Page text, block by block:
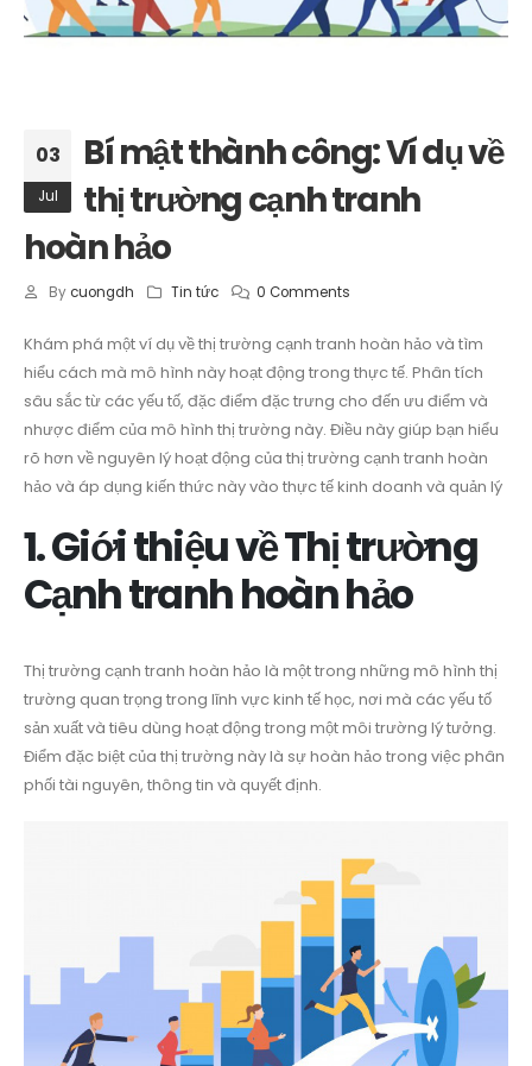
03
Jul
Bí mật thành công: Ví dụ về
thị trường cạnh tranh
hoàn hảo
By cuongdh Tin tức 0 Comments
Khám phá một ví dụ về thị trường cạnh tranh hoàn hảo và tìm
hiểu cách mà mô hình này hoạt động trong thực tế. Phân tích
sâu sắc từ các yếu tố, đặc điểm đặc trưng cho đến ưu điểm và
nhược điểm của mô hình thị trường này. Điều này giúp bạn hiểu
rõ hơn về nguyên lý hoạt động của thị trường cạnh tranh hoàn
hảo và áp dụng kiến thức này vào thực tế kinh doanh và quản lý
1. Giới thiệu về Thị trường
Cạnh tranh hoàn hảo
Thị trường cạnh tranh hoàn hảo là một trong những mô hình thị
trường quan trọng trong lĩnh vực kinh tế học, nơi mà các yếu tố
sản xuất và tiêu dùng hoạt động trong một môi trường lý tưởng.
Điểm đặc biệt của thị trường này là sự hoàn hảo trong việc phân
phối tài nguyên, thông tin và quyết định.